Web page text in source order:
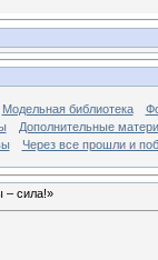
Модельная библиотека
Дополнительные
Через все прошли и
– сила!»